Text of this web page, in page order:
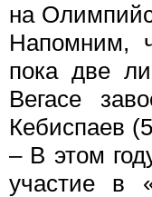
на
Напомним,
пока две
Вегасе
Кебиспаев
– В этом
участие в